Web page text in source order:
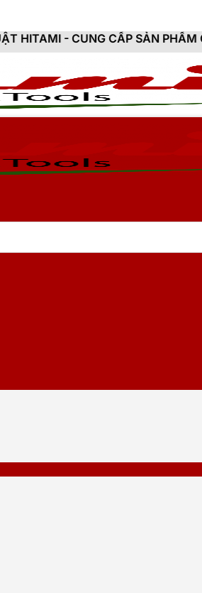
CẤP SẢN PHẨM CHÍNH HÃNG,